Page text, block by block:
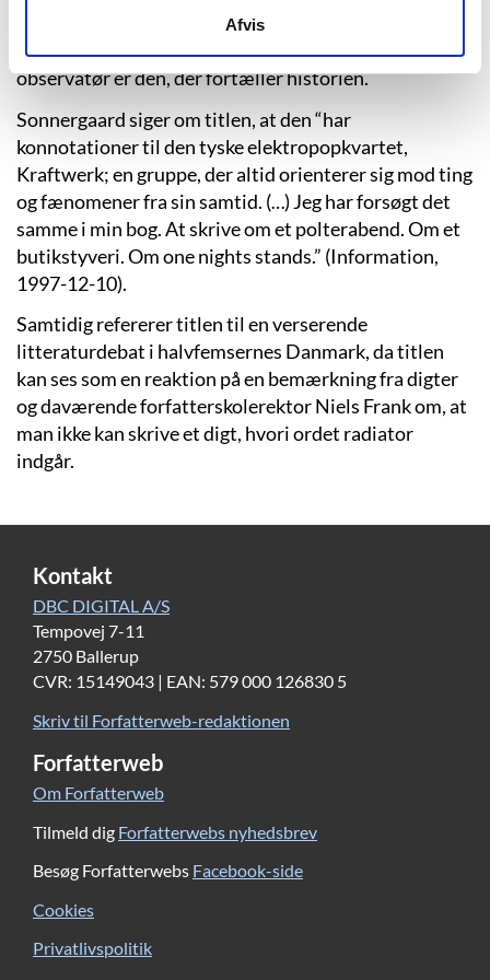
Afvis
grund af utroværdige fortællere som i novellen
“Polterabend”, hvor en stadigt mere mistænkelig
observatør er den, der fortæller historien.
Sonnergaard siger om titlen, at den “har
konnotationer til den tyske elektropopkvartet,
Kraftwerk; en gruppe, der altid orienterer sig mod ting
og fænomener fra sin samtid. (…) Jeg har forsøgt det
samme i min bog. At skrive om et polterabend. Om et
butikstyveri. Om one nights stands.” (Information,
1997-12-10).
Samtidig refererer titlen til en verserende
litteraturdebat i halvfemsernes Danmark, da titlen
kan ses som en reaktion på en bemærkning fra digter
og daværende forfatterskolerektor Niels Frank om, at
man ikke kan skrive et digt, hvori ordet radiator
indgår.
Kontakt
DBC DIGITAL A/S
Tempovej 7-11
2750 Ballerup
CVR: 15149043 | EAN: 579 000 126830 5
Skriv til Forfatterweb-redaktionen
Forfatterweb
Om Forfatterweb
Tilmeld dig Forfatterwebs nyhedsbrev
Besøg Forfatterwebs Facebook-side
Cookies
Privatlivspolitik